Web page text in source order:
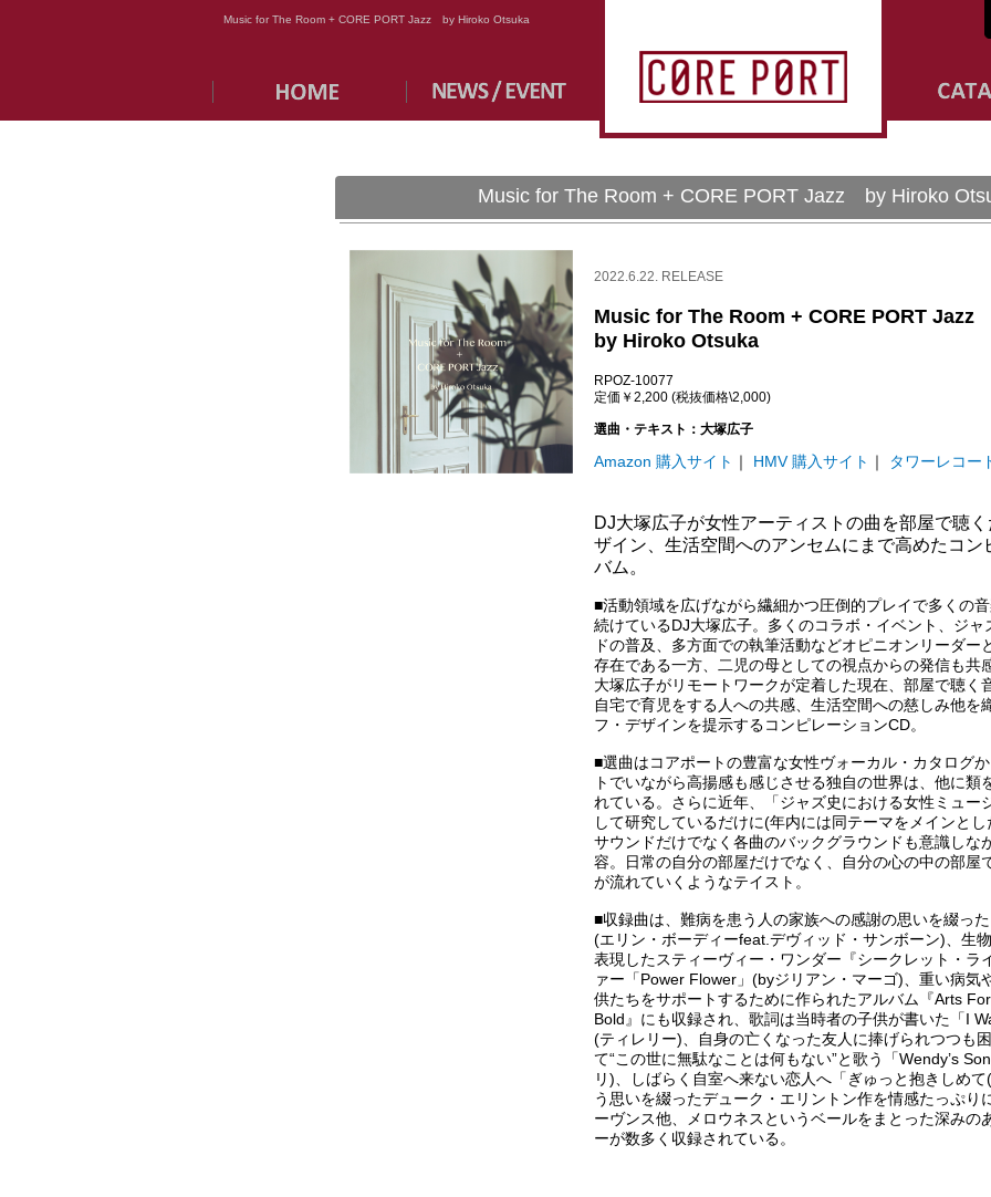
Music for The Room + CORE PORT Jazz by Hiroko Otsuka
Music for The Room + CORE PORT Jazz by Hiroko
2022.6.22. RELEASE
Music for The Room + CORE PORT Jazz
by Hiroko Otsuka
RPOZ-10077
定価￥2,200 (税抜価格\2,000)
選曲・テキスト：大塚広子
Amazon 購入サイト ｜ HMV 購入サイト ｜ タワーレコー
DJ大塚広子が女性アーティストの曲を部屋で聴
ザイン、生活空間へのアンセムにまで高めたコン
バム。
■活動領域を広げながら繊細かつ圧倒的プレイで多くの
続けているDJ大塚広子。多くのコラボ・イベント、ジャ
ドの普及、多方面での執筆活動などオピニオンリーダー
存在である一方、二児の母としての視点からの発信も共
大塚広子がリモートワークが定着した現在、部屋で聴く
自宅で育児をする人への共感、生活空間への慈しみ他を
フ・デザインを提示するコンピレーションCD。
■選曲はコアポートの豊富な女性ヴォーカル・カタログ
トでいながら高揚感も感じさせる独自の世界は、他に類
れている。さらに近年、「ジャズ史における女性ミュー
して研究しているだけに(年内には同テーマをメインとし
サウンドだけでなく各曲のバックグラウンドも意識しな
容。日常の自分の部屋だけでなく、自分の心の中の部屋
が流れていくようなテイスト。
■収録曲は、難病を患う人の家族への感謝の思いを綴った
(エリン・ボーディーfeat.デヴィッド・サンボーン)、生
表現したスティーヴィー・ワンダー『シークレット・ラ
ァー「Power Flower」(byジリアン・マーゴ)、重い病気
供たちをサポートするために作られたアルバム『Arts
Bold』にも収録され、歌詞は当時者の子供が書いた「I
(ティレリー)、自身の亡くなった友人に捧げられつつも
て“この世に無駄なことは何もない”と歌う「Wendy’s
リ)、しばらく自室へ来ない恋人へ「ぎゅっと抱きしめ
う思いを綴ったデューク・エリントン作を情感たっぷり
ーヴンス他、メロウネスというベールをまとった深みの
ーが数多く収録されている。